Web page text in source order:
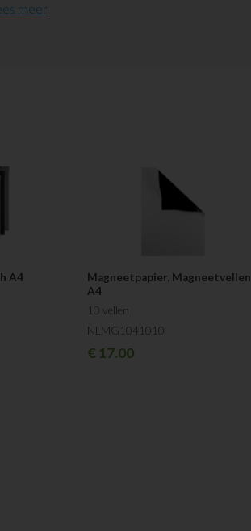
groet,
meer
A4
Magneetpapier, Magneetvellen
A4
10 vellen
NLMG1041010
€17.00